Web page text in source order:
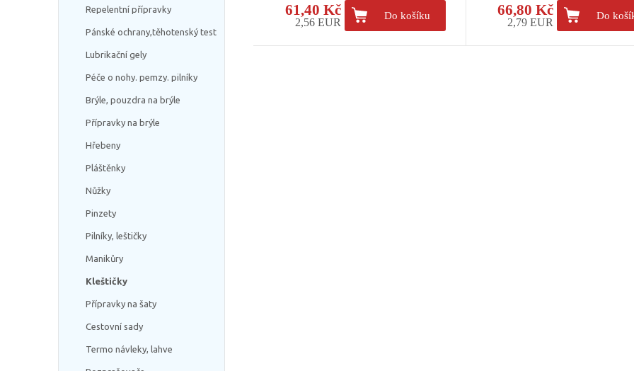
Repelentní přípravky
Pánské ochrany,těhotenský test
Lubrikační gely
Péče o nohy. pemzy. pilníky
Brýle, pouzdra na brýle
Přípravky na brýle
Hřebeny
Pláštěnky
Nůžky
Pinzety
Pilníky, leštičky
Manikůry
Kleštičky
Přípravky na šaty
Cestovní sady
Termo návleky, lahve
61,40 Kč
2,56 EUR
Do košíku 66,80 Kč
2,79 EUR
Do